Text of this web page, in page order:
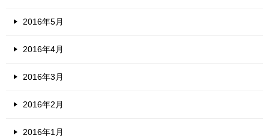
2016年5月
2016年4月
2016年3月
2016年2月
2016年1月